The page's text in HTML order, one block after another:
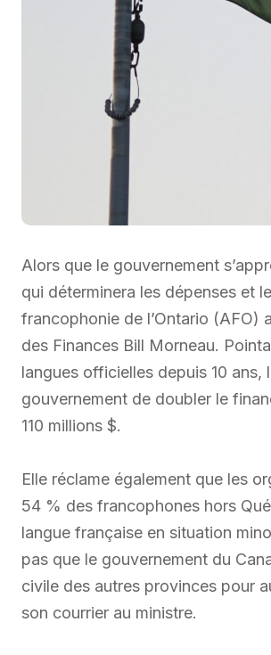
Alors que le gouvernement
qui déterminera les dépenses et
francophonie de l’Ontario (AFO)
des Finances Bill Morneau.
langues officielles depuis 10
gouvernement de doubler le
110 millions $.
Elle réclame également que les
54 % des francophones hors
langue française en situation
pas que le gouvernement du
civile des autres provinces pour
son courrier au ministre.